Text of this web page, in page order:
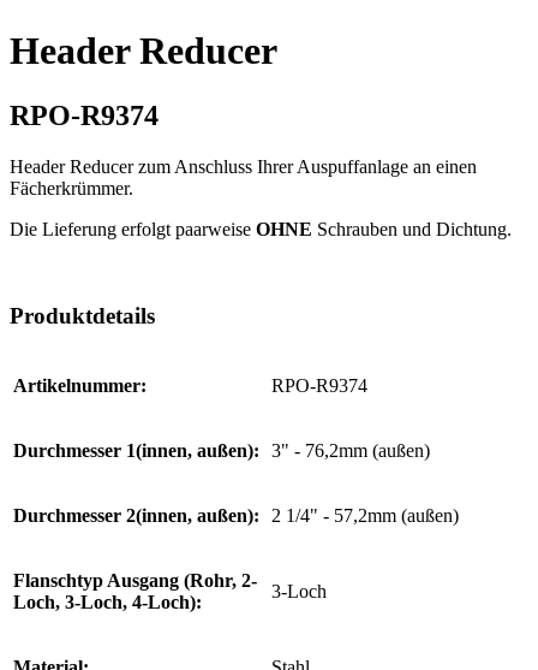
Header Reducer
RPO-R9374
Header Reducer zum Anschluss Ihrer Auspuffanlage an einen
Fächerkrümmer.
Die Lieferung erfolgt paarweise OHNE Schrauben und Dichtung.
Produktdetails
Artikelnummer: RPO-R9374
Durchmesser 1(innen, außen): 3" - 76,2mm (außen)
Durchmesser 2(innen, außen): 2 1/4" - 57,2mm (außen)
Flanschtyp Ausgang (Rohr, 2-
Loch, 3-Loch, 4-Loch):
3-Loch